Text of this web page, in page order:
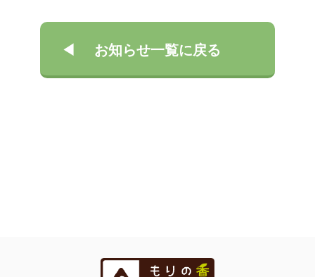
お知らせ一覧に戻る